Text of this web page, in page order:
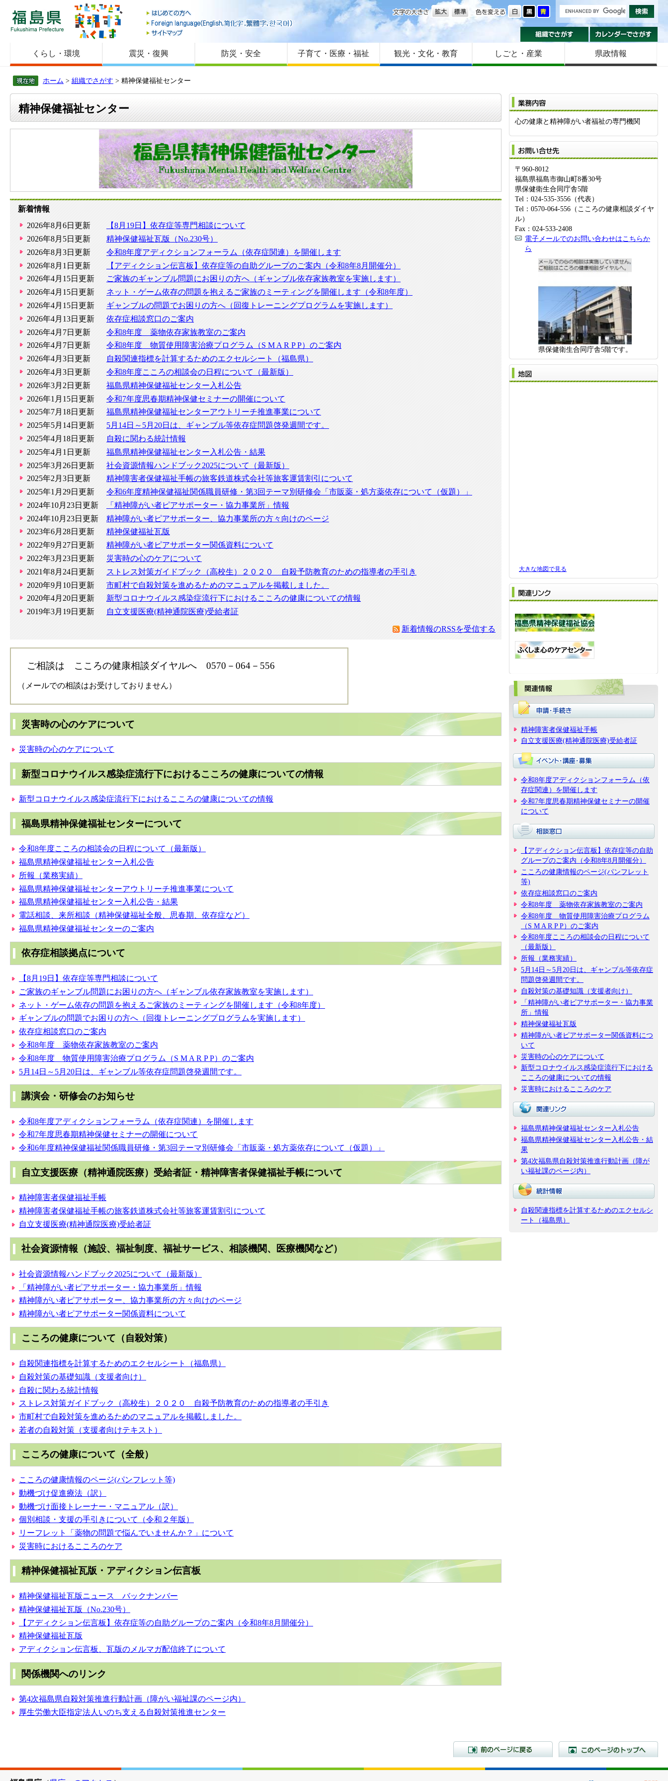
福島県
はじめての方へ
Foreign language
サイトマップ
色を変える
文字の大きさ
組織でさがす
くらし・環境 震災・復興 防災・安全 子育て・医療・福祉 観光・文化・教育 しごと・産業 県政情報
ホーム > 組織でさがす > 精神保健福祉センター
精神保健福祉センター
新着情報
2026年8月6日更新
【8月19日】依存症等専門相談について
2026年8月5日更新
精神保健福祉瓦版（No.230号）
2026年8月3日更新
令和8年度アディクションフォーラム（依存症関連）を開催します
2026年8月1日更新
【アディクション伝言板】依存症等の自助グループのご案内（令和8年8月開催分）
2026年4月15日更新
ご家族のギャンブル問題にお困りの方へ（ギャンブル依存家族教室を実施します）
2026年4月15日更新
ネット・ゲーム依存の問題を抱えるご家族のミーティングを開催します（令和8年度）
2026年4月15日更新
ギャンブルの問題でお困りの方へ（回復トレーニングプログラムを実施します）
2026年4月13日更新
依存症相談窓口のご案内
2026年4月7日更新
令和8年度 薬物依存家族教室のご案内
2026年4月7日更新
令和8年度 物質使用障害治療プログラム（S M A R P P）のご案内
2026年4月3日更新
自殺関連指標を計算するためのエクセルシート（福島県）
2026年4月3日更新
令和8年度こころの相談会の日程について（最新版）
2026年3月2日更新
福島県精神保健福祉センター入札公告
2026年1月15日更新
令和7年度思春期精神保健セミナーの開催について
2025年7月18日更新
福島県精神保健福祉センターアウトリーチ推進事業について
2025年5月14日更新
5月14日～5月20日は、ギャンブル等依存症問題啓発週間です。
2025年4月18日更新
自殺に関わる統計情報
2025年4月1日更新
福島県精神保健福祉センター入札公告・結果
2025年3月26日更新
社会資源情報ハンドブック2025について（最新版）
2025年2月3日更新
精神障害者保健福祉手帳の旅客鉄道株式会社等旅客運賃割引について
2025年1月29日更新
令和6年度精神保健福祉関係職員研修・第3回テーマ別研修会「市販薬・処方薬依存について（仮題）」
2024年10月23日更新
「精神障がい者ピアサポーター・協力事業所」情報
2024年10月23日更新
精神障がい者ピアサポーター、協力事業所の方々向けのページ
2023年6月28日更新
精神保健福祉瓦版
2022年9月27日更新
精神障がい者ピアサポーター関係資料について
2022年3月23日更新
災害時の心のケアについて
2021年8月24日更新
ストレス対策ガイドブック（高校生）２０２０ 自殺予防教育のための指導者の手引き
2020年9月10日更新
市町村で自殺対策を進めるためのマニュアルを掲載しました。
2020年4月20日更新
新型コロナウイルス感染症流行下におけるこころの健康についての情報
2019年3月19日更新
自立支援医療(精神通院医療)受給者証
新着情報のRSSを受信する
ご相談は こころの健康相談ダイヤルへ 0570－064－556
（メールでの相談はお受けしておりません）
災害時の心のケアについて
災害時の心のケアについて
新型コロナウイルス感染症流行下におけるこころの健康についての情報
新型コロナウイルス感染症流行下におけるこころの健康についての情報
福島県精神保健福祉センターについて
令和8年度こころの相談会の日程について（最新版）
福島県精神保健福祉センター入札公告
所報（業務実績）
福島県精神保健福祉センターアウトリーチ推進事業について
福島県精神保健福祉センター入札公告・結果
電話相談、来所相談（精神保健福祉全般、思春期、依存症など）
福島県精神保健福祉センターのご案内
依存症相談拠点について
【8月19日】依存症等専門相談について
ご家族のギャンブル問題にお困りの方へ（ギャンブル依存家族教室を実施します）
ネット・ゲーム依存の問題を抱えるご家族のミーティングを開催します（令和8年度）
ギャンブルの問題でお困りの方へ（回復トレーニングプログラムを実施します）
依存症相談窓口のご案内
令和8年度 薬物依存家族教室のご案内
令和8年度 物質使用障害治療プログラム（S M A R P P）のご案内
5月14日～5月20日は、ギャンブル等依存症問題啓発週間です。
講演会・研修会のお知らせ
令和8年度アディクションフォーラム（依存症関連）を開催します
令和7年度思春期精神保健セミナーの開催について
令和6年度精神保健福祉関係職員研修・第3回テーマ別研修会「市販薬・処方薬依存について（仮題）」
自立支援医療（精神通院医療）受給者証・精神障害者保健福祉手帳について
精神障害者保健福祉手帳
精神障害者保健福祉手帳の旅客鉄道株式会社等旅客運賃割引について
自立支援医療(精神通院医療)受給者証
社会資源情報（施設、福祉制度、福祉サービス、相談機関、医療機関など）
社会資源情報ハンドブック2025について（最新版）
「精神障がい者ピアサポーター・協力事業所」情報
精神障がい者ピアサポーター、協力事業所の方々向けのページ
精神障がい者ピアサポーター関係資料について
こころの健康について（自殺対策）
自殺関連指標を計算するためのエクセルシート（福島県）
自殺対策の基礎知識（支援者向け）
自殺に関わる統計情報
ストレス対策ガイドブック（高校生）２０２０ 自殺予防教育のための指導者の手引き
市町村で自殺対策を進めるためのマニュアルを掲載しました。
若者の自殺対策（支援者向けテキスト）
こころの健康について（全般）
こころの健康情報のページ(パンフレット等)
動機づけ促進療法（訳）
動機づけ面接トレーナー・マニュアル（訳）
個別相談・支援の手引きについて（令和２年版）
リーフレット「薬物の問題で悩んでいませんか？」について
災害時におけるこころのケア
精神保健福祉瓦版・アディクション伝言板
精神保健福祉瓦版ニュース バックナンバー
精神保健福祉瓦版（No.230号）
【アディクション伝言板】依存症等の自助グループのご案内（令和8年8月開催分）
精神保健福祉瓦版
アディクション伝言板、瓦版のメルマガ配信終了について
関係機関へのリンク
第4次福島県自殺対策推進行動計画（障がい福祉課のページ内）
厚生労働大臣指定法人いのち支える自殺対策推進センター
心の健康と精神障がい者福祉の専門機関
〒960-8012
福島県福島市御山町8番30号
県保健衛生合同庁舎5階
Tel：024-535-3556（代表）
Tel：0570-064-556（こころの健康相談ダイヤ
ル）
Fax：024-533-2408
電子メールでのお問い合わせはこちらか
ら
県保健衛生合同庁舎5階です。
大きな地図で見る
精神障害者保健福祉手帳
自立支援医療(精神通院医療)受給者証
令和8年度アディクションフォーラム（依
存症関連）を開催します
令和7年度思春期精神保健セミナーの開催
について
【アディクション伝言板】依存症等の自助
グループのご案内（令和8年8月開催分）
こころの健康情報のページ(パンフレット
等)
依存症相談窓口のご案内
令和8年度 薬物依存家族教室のご案内
令和8年度 物質使用障害治療プログラム
（S M A R P P）のご案内
令和8年度こころの相談会の日程について
（最新版）
所報（業務実績）
5月14日～5月20日は、ギャンブル等依存症
問題啓発週間です。
自殺対策の基礎知識（支援者向け）
「精神障がい者ピアサポーター・協力事業
所」情報
精神保健福祉瓦版
精神障がい者ピアサポーター関係資料につ
いて
災害時の心のケアについて
新型コロナウイルス感染症流行下における
こころの健康についての情報
災害時におけるこころのケア
福島県精神保健福祉センター入札公告
福島県精神保健福祉センター入札公告・結
果
第4次福島県自殺対策推進行動計画（障が
い福祉課のページ内）
自殺関連指標を計算するためのエクセルシ
ート（福島県）
前のページに戻る